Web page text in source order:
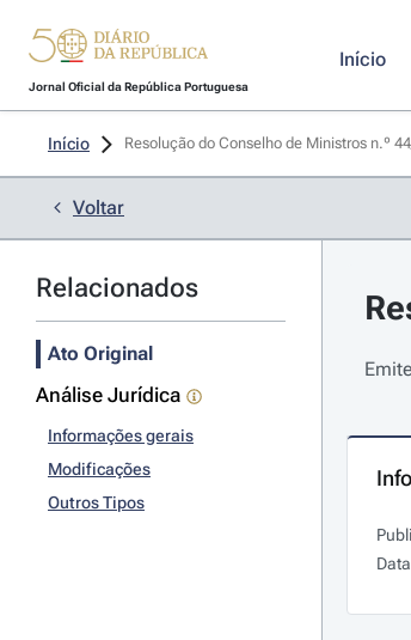
Jornal Oficial da República Portuguesa
Início
Início Resolução do Conselho de Ministros n.º
Voltar
Relacionados
Ato Original
Análise Jurídica
Informações gerais
Modificações
Outros Tipos